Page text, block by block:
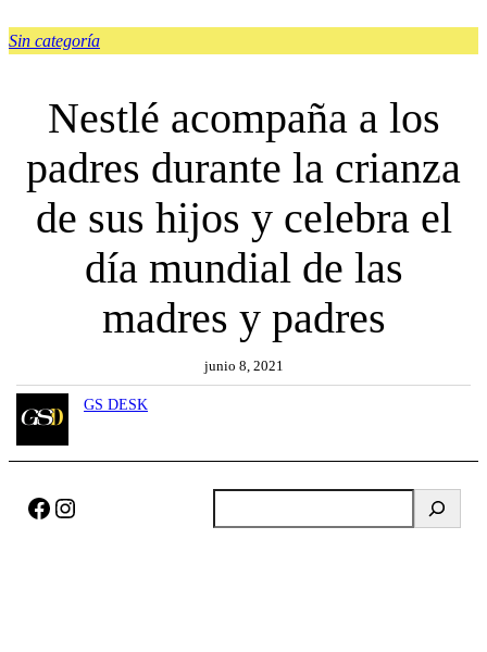
Sin categoría
Nestlé acompaña a los
padres durante la crianza
de sus hijos y celebra el
día mundial de las
madres y padres
junio 8, 2021
GS DESK
Facebook Instagram
u